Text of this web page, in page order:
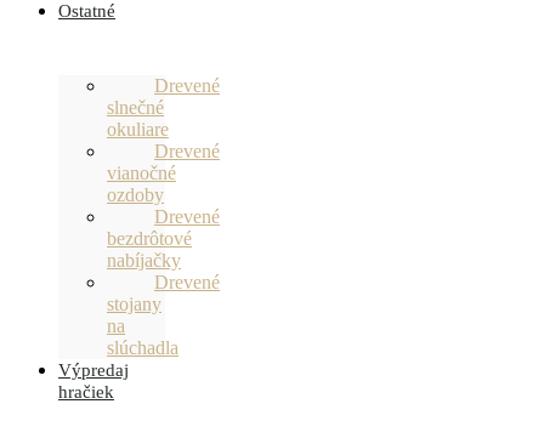
Ostatné
Drevené
slnečné
okuliare
Drevené
vianočné
ozdoby
Drevené
bezdrôtové
nabíjačky
Drevené
stojany
na
slúchadla
Výpredaj
hračiek